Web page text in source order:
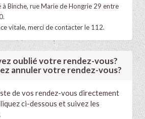
à Binche, rue Marie de Hongrie 29 entre
vitale, merci de contacter le 112.
oublié votre rendez-vous?
annuler votre rendez-vous?
de vos rendez-vous directement
ci-dessous et suivez les